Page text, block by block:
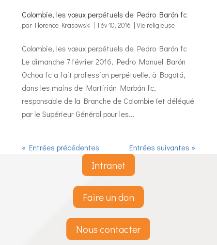
Colombie, les vœux perpétuels de Pedro Barón fc
par Florence Krasowski | Fév 10, 2016 | Vie religieuse
Colombie, les vœux perpétuels de Pedro Barón fc
Le dimanche 7 février 2016, Pedro Manuel Barón
Ochoa fc a fait profession perpétuelle, à Bogotá,
dans les mains de Martirián Marbán fc,
responsable de la Branche de Colombie (et délégué
par le Supérieur Général pour les...
« Entrées précédentes Entrées suivantes »
Intranet
Faire un don
Nous contacter